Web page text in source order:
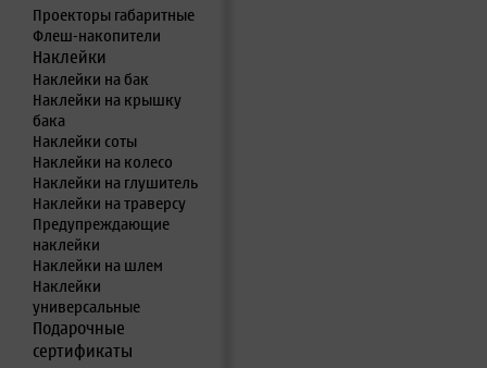
Проекторы габаритные
Флеш-накопители
Наклейки
Наклейки на бак
Наклейки на крышку
бака
Наклейки соты
Наклейки на колесо
Наклейки на глушитель
Наклейки на траверсу
Предупреждающие
наклейки
Наклейки на шлем
Наклейки
универсальные
Подарочные
сертификаты